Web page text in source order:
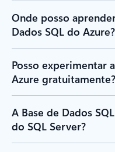
Onde posso
Dados SQL do Azure?
Posso experimentar
Azure gratuitamente?
A Base de Dados
do SQL Server?